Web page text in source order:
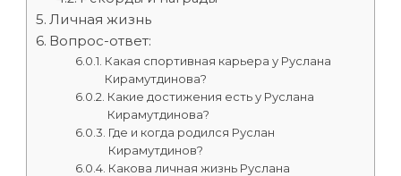
Личная жизнь
Вопрос-ответ:
Какая спортивная карьера у Руслана
Кирамутдинова?
Какие достижения есть у Руслана
Кирамутдинова?
Где и когда родился Руслан
Кирамутдинов?
Какова личная жизнь Руслана